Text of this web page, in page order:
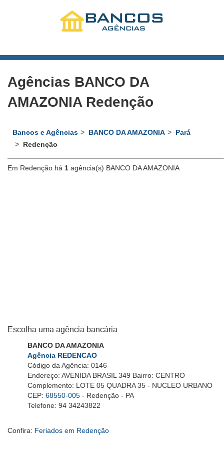
Agências BANCO DA
AMAZONIA Redenção
Bancos e Agências BANCO DA AMAZONIA
Pará
Redenção
Em Redenção há 1 agência(s) BANCO DA AMAZONIA
Escolha uma agência bancária
BANCO DA AMAZONIA
Agência REDENCAO
Código da Agência: 0146
Endereço: AVENIDA BRASIL 349 Bairro: CENTRO
Complemento: LOTE 05 QUADRA 35 - NUCLEO URBANO
CEP: 68550-005 - Redenção - PA
Telefone: 94 34243822
Confira: Feriados em Redenção